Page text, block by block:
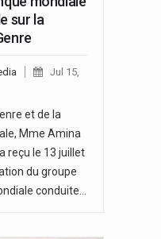
sur la
Jul 15,
et de la
Mme Amina
reçu le 13 juillet
du groupe
conduite…